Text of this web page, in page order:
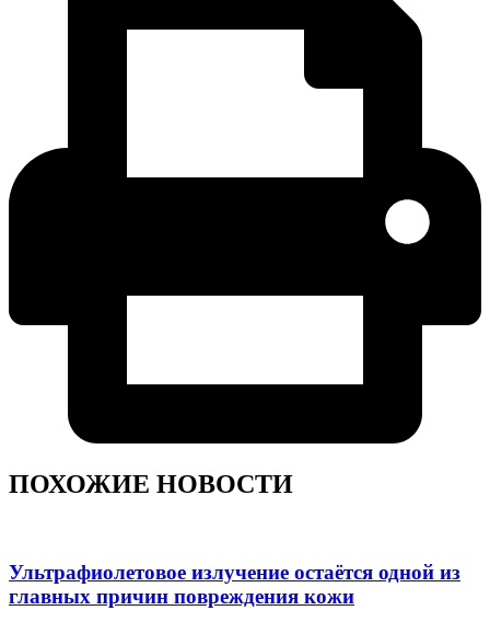
ПОХОЖИЕ НОВОСТИ
Ультрафиолетовое излучение остаётся одной из
главных причин повреждения кожи